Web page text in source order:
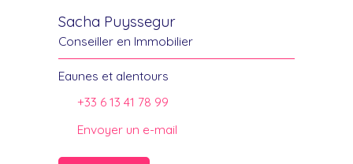
Sacha Puyssegur
Conseiller en Immobilier
Eaunes et alentours
+33 6 13 41 78 99
Envoyer un e-mail